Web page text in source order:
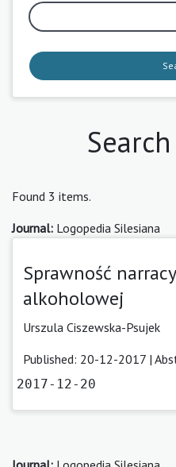
Found 3 items.
Journal: Logopedia Silesiana
Sprawność
alkoholowej
Urszula Ciszewska-Psujek
Published: 20-12-2017 |
2017-12-20